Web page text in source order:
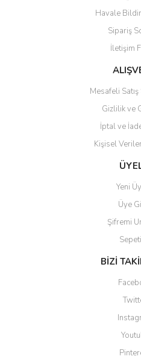
Ürün açıklamasında eksik
Ürün bilgilerinde hatalar
Ürün fiyatı diğer sitelerden daha
Bu ürüne benzer farklı
Havale
Sipariş
İletişim
Mesafeli
Gizlilik ve
İptal ve
Kişisel
Yeni
Üye
Şifremi
BİZİ